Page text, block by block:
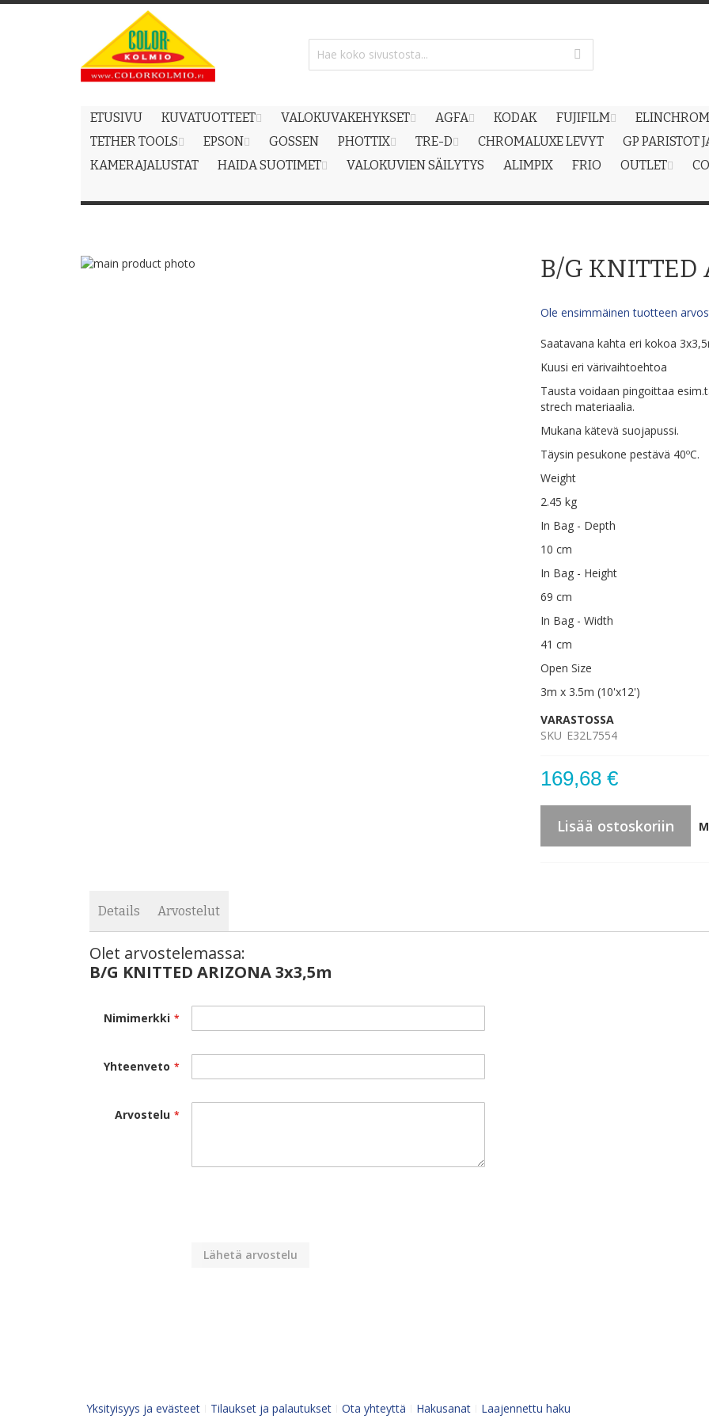
Content
ETUSIVU KUVATUOTTEET VALOKUVAKEHYKSET AGFA KODAK FUJIFILM
ELINCHROM
TETHER TOOLS
EPSON GOSSEN PHOTTIX TRE-D CHROMALUXE LEVYT
GP PARISTOT
KAMERAJALUSTAT
HAIDA SUOTIMET VALOKUVIEN SÄILYTYS ALIMPIX FRIO OUTLET
Skip
B/G
Ole ensimmäinen tuotteen
Saatavana kahta eri kokoa
Kuusi eri värivaihtoehtoa
Tausta voidaan pingoittaa
strech materiaalia.
Mukana kätevä suojapussi.
Täysin pesukone pestävä 40ºC.
Weight
2.45 kg
In Bag - Depth
10 cm
In Bag - Height
69 cm
In Bag - Width
41 cm
Open Size
3m x 3.5m (10'x12')
VARASTOSSA
SKU E32L7554
169,68 €
Lisää ostoskoriin
Details Arvostelut
Olet arvostelemassa:
B/G KNITTED ARIZONA 3x3,5m
Nimimerkki
Yhteenveto
Arvostelu
Lähetä arvostelu
Yksityisyys ja evästeet Tilaukset ja palautukset Ota yhteyttä Hakusanat Laajennettu haku